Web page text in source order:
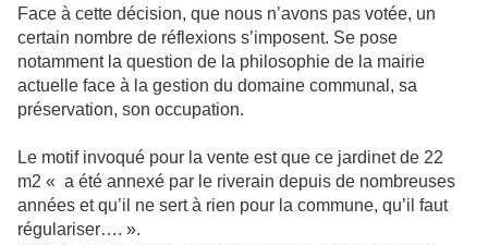
Face à cette décision, que nous n’avons pas votée, un
certain nombre de réflexions s’imposent. Se pose
notamment la question de la philosophie de la mairie
actuelle face à la gestion du domaine communal, sa
préservation, son occupation.
Le motif invoqué pour la vente est que ce jardinet de 22
m2 « a été annexé par le riverain depuis de nombreuses
années et qu’il ne sert à rien pour la commune, qu’il faut
régulariser…. ».